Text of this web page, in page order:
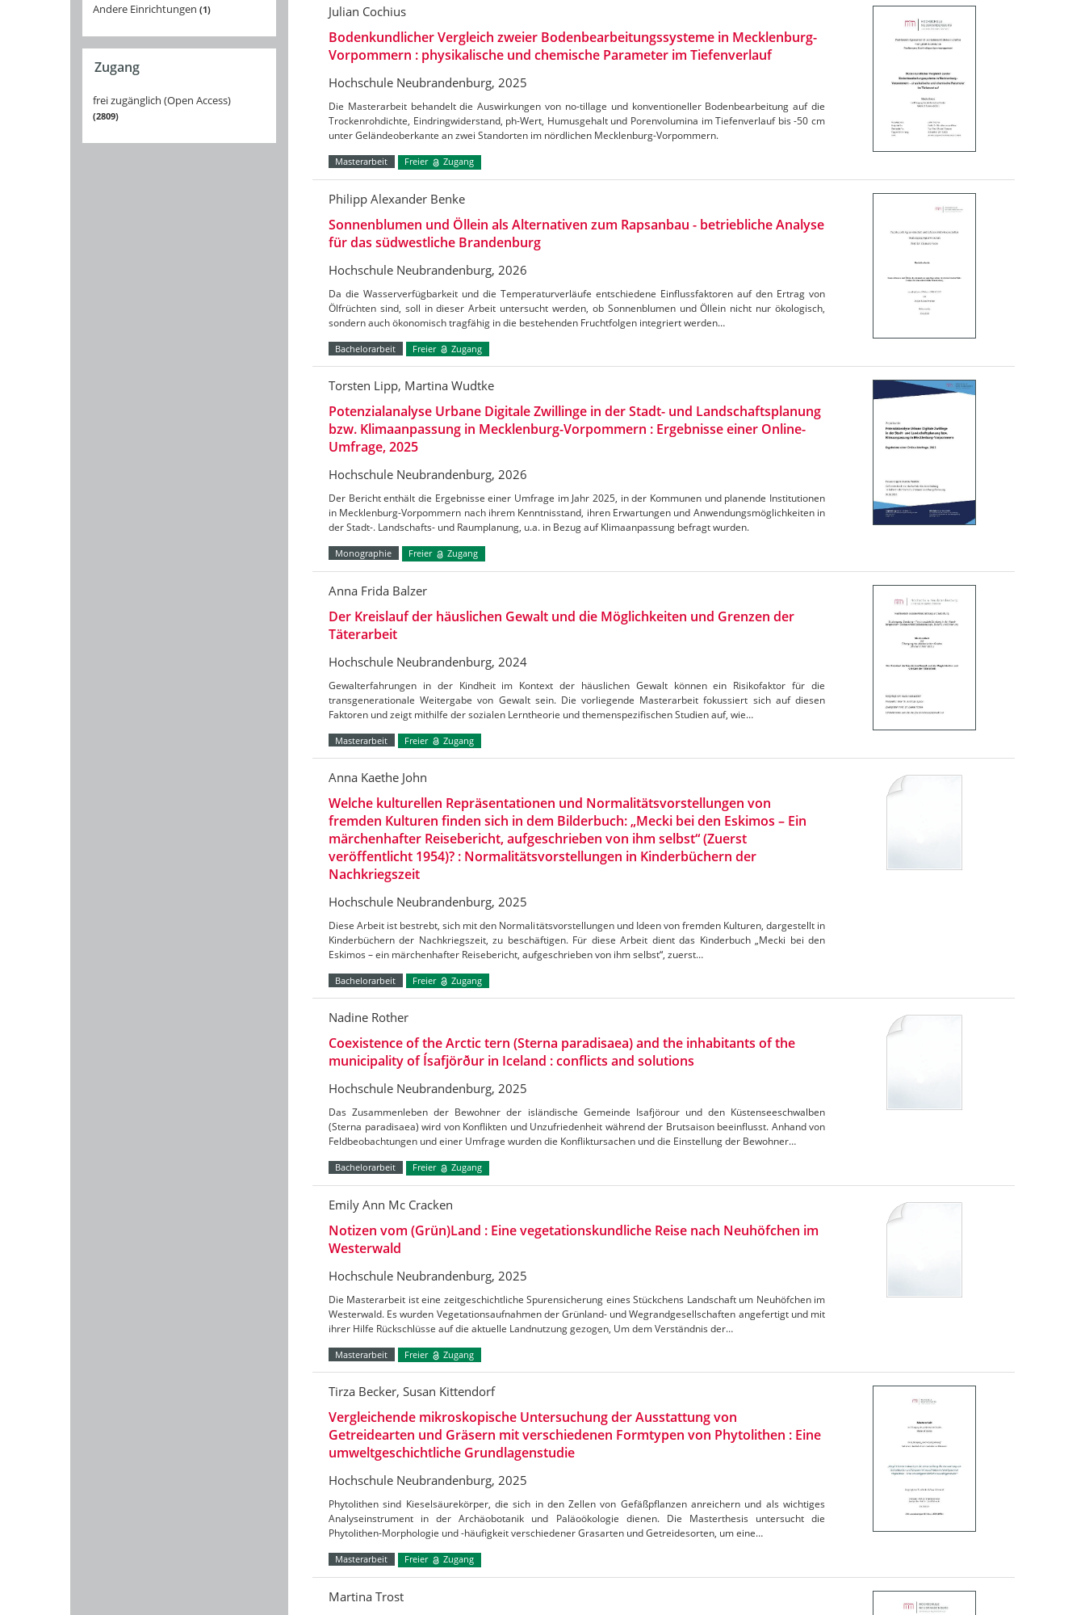
Andere Einrichtungen 1
Zugang
frei zugänglich (Open Access)
2809
Julian Cochius
Bodenkundlicher Vergleich zweier Bodenbearbeitungssysteme in Mecklenburg-
Vorpommern : physikalische und chemische Parameter im Tiefenverlauf
Hochschule Neubrandenburg, 2025
Die Masterarbeit behandelt die Auswirkungen von no-tillage und konventioneller Bodenbearbeitung auf die
Trockenrohdichte, Eindringwiderstand, ph-Wert, Humusgehalt und Porenvolumina im Tiefenverlauf bis -50 cm
unter Geländeoberkante an zwei Standorten im nördlichen Mecklenburg-Vorpommern.
Masterarbeit Freier Zugang
Philipp Alexander Benke
Sonnenblumen und Öllein als Alternativen zum Rapsanbau - betriebliche Analyse
für das südwestliche Brandenburg
Hochschule Neubrandenburg, 2026
Da die Wasserverfügbarkeit und die Temperaturverläufe entschiedene Einflussfaktoren auf den Ertrag von
Ölfrüchten sind, soll in dieser Arbeit untersucht werden, ob Sonnenblumen und Öllein nicht nur ökologisch,
sondern auch ökonomisch tragfähig in die bestehenden Fruchtfolgen integriert werden…
Bachelorarbeit Freier Zugang
Torsten Lipp, Martina Wudtke
Potenzialanalyse Urbane Digitale Zwillinge in der Stadt- und Landschaftsplanung
bzw. Klimaanpassung in Mecklenburg-Vorpommern : Ergebnisse einer Online-
Umfrage, 2025
Hochschule Neubrandenburg, 2026
Der Bericht enthält die Ergebnisse einer Umfrage im Jahr 2025, in der Kommunen und planende Institutionen
in Mecklenburg-Vorpommern nach ihrem Kenntnisstand, ihren Erwartungen und Anwendungsmöglichkeiten in
der Stadt-. Landschafts- und Raumplanung, u.a. in Bezug auf Klimaanpassung befragt wurden.
Monographie Freier Zugang
Anna Frida Balzer
Der Kreislauf der häuslichen Gewalt und die Möglichkeiten und Grenzen der
Täterarbeit
Hochschule Neubrandenburg, 2024
Gewalterfahrungen in der Kindheit im Kontext der häuslichen Gewalt können ein Risikofaktor für die
transgenerationale Weitergabe von Gewalt sein. Die vorliegende Masterarbeit fokussiert sich auf diesen
Faktoren und zeigt mithilfe der sozialen Lerntheorie und themenspezifischen Studien auf, wie…
Masterarbeit Freier Zugang
Anna Kaethe John
Welche kulturellen Repräsentationen und Normalitätsvorstellungen von
fremden Kulturen finden sich in dem Bilderbuch: „Mecki bei den Eskimos – Ein
märchenhafter Reisebericht, aufgeschrieben von ihm selbst“ (Zuerst
veröffentlicht 1954)? : Normalitätsvorstellungen in Kinderbüchern der
Nachkriegszeit
Hochschule Neubrandenburg, 2025
Diese Arbeit ist bestrebt, sich mit den Normalitätsvorstellungen und Ideen von fremden Kulturen, dargestellt in
Kinderbüchern der Nachkriegszeit, zu beschäftigen. Für diese Arbeit dient das Kinderbuch „Mecki bei den
Eskimos – ein märchenhafter Reisebericht, aufgeschrieben von ihm selbst“, zuerst…
Bachelorarbeit Freier Zugang
Nadine Rother
Coexistence of the Arctic tern (Sterna paradisaea) and the inhabitants of the
municipality of Ísafjörður in Iceland : conflicts and solutions
Hochschule Neubrandenburg, 2025
Das Zusammenleben der Bewohner der isländische Gemeinde Isafjörour und den Küstenseeschwalben
(Sterna paradisaea) wird von Konflikten und Unzufriedenheit während der Brutsaison beeinflusst. Anhand von
Feldbeobachtungen und einer Umfrage wurden die Konfliktursachen und die Einstellung der Bewohner…
Bachelorarbeit Freier Zugang
Emily Ann Mc Cracken
Notizen vom (Grün)Land : Eine vegetationskundliche Reise nach Neuhöfchen im
Westerwald
Hochschule Neubrandenburg, 2025
Die Masterarbeit ist eine zeitgeschichtliche Spurensicherung eines Stückchens Landschaft um Neuhöfchen im
Westerwald. Es wurden Vegetationsaufnahmen der Grünland- und Wegrandgesellschaften angefertigt und mit
ihrer Hilfe Rückschlüsse auf die aktuelle Landnutzung gezogen, Um dem Verständnis der…
Masterarbeit Freier Zugang
Tirza Becker, Susan Kittendorf
Vergleichende mikroskopische Untersuchung der Ausstattung von
Getreidearten und Gräsern mit verschiedenen Formtypen von Phytolithen : Eine
umweltgeschichtliche Grundlagenstudie
Hochschule Neubrandenburg, 2025
Phytolithen sind Kieselsäurekörper, die sich in den Zellen von Gefäßpflanzen anreichern und als wichtiges
Analyseinstrument in der Archäobotanik und Paläoökologie dienen. Die Masterthesis untersucht die
Phytolithen-Morphologie und -häufigkeit verschiedener Grasarten und Getreidesorten, um eine…
Masterarbeit Freier Zugang
Martina Trost